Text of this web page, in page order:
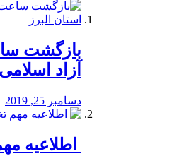
بازگشت
آزاد
دسامبر 25, 2019
اطلاعیه